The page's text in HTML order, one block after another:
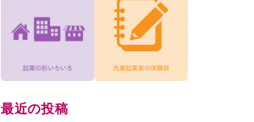
最近の投稿